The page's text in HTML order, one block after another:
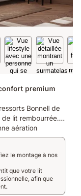
premium
Bonnell de
lit rembourrée.
montage inclus.
aération
le montage à nos
que votre lit
afin que